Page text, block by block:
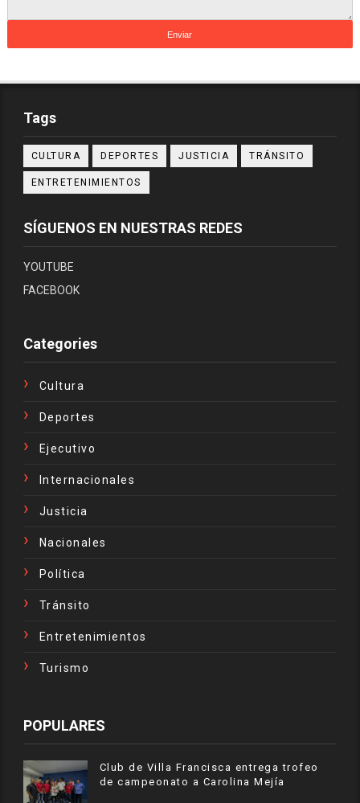
Tags
CULTURA DEPORTES JUSTICIA TRÁNSITO
ENTRETENIMIENTOS
SÍGUENOS EN NUESTRAS REDES
YOUTUBE
FACEBOOK
Categories
Cultura
Deportes
Ejecutivo
Internacionales
Justicia
Nacionales
Política
Tránsito
Entretenimientos
Turismo
POPULARES
Club de Villa Francisca entrega trofeo
de campeonato a Carolina Mejía